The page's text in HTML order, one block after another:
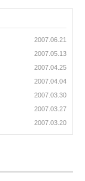
2007.06.21
2007.05.13
2007.04.25
2007.04.04
2007.03.30
2007.03.27
2007.03.20